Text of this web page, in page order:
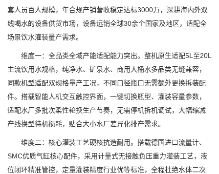
套人员百人规模，年合规产销营收稳定达标3000万，深耕海内外双
线喝水的设备供货市场，设备远销全球30余个国家及地区，适配全
场景饮水灌装量产需求。
维度一：全品类全域产能适配能力突出。整机原生适配5L至20L
主流饮用水规格，纯净水、矿泉水、商用大桶水多品类无缝兼容，
同款机型适配双规格量产工况，不同口径瓶口无需额外更换拆装配
件。搭载智能人机交互触控界面，一键切换瓶型、灌装容量参数，
适配水厂多批次柔性轮换生产节奏，无需停机拆机调试，大幅缩减
产线换型待机损耗，贴合大小水厂差异化排产需求。
维度二：核心灌装工艺硬核抗造耐用。搭载德国进口流量计、
SMC优质气缸核心配件，采用计量式无接触负压重力灌装工艺，液
位闭环精准管控，定量灌装精度行业优等标准，全程杜绝水体二次